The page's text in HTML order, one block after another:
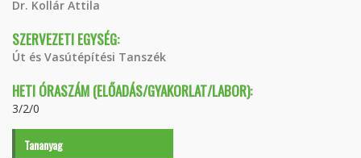
Dr. Kollár Attila
SZERVEZETI EGYSÉG:
Út és Vasútépítési Tanszék
HETI ÓRASZÁM (ELŐADÁS/GYAKORLAT/LABOR):
3/2/0
Tananyag